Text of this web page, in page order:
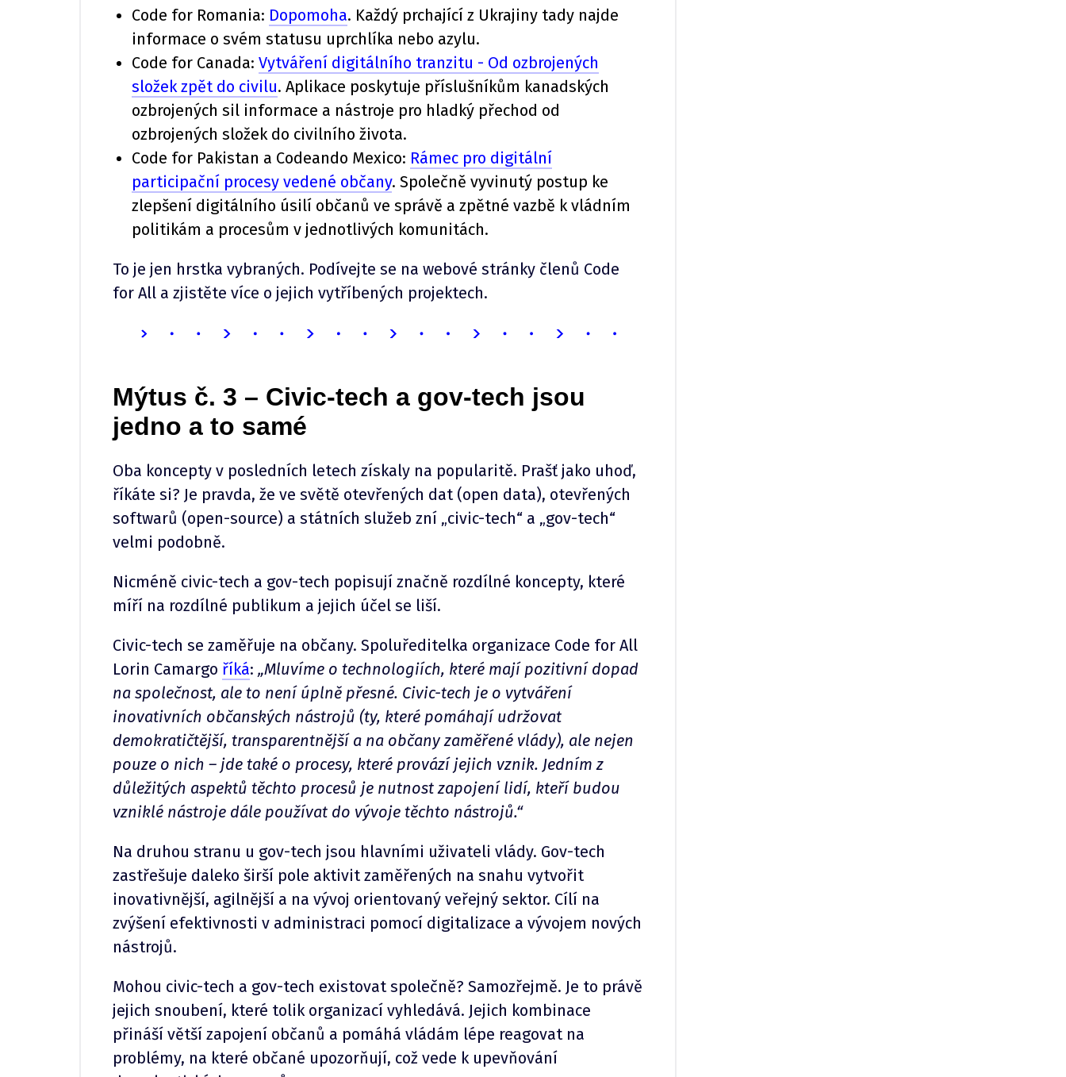
Code for Romania: Dopomoha. Každý prchající z Ukrajiny tady najde
informace o svém statusu uprchlíka nebo azylu.
Code for Canada: Vytváření digitálního tranzitu - Od ozbrojených
složek zpět do civilu. Aplikace poskytuje příslušníkům kanadských
ozbrojených sil informace a nástroje pro hladký přechod od
ozbrojených složek do civilního života.
Code for Pakistan a Codeando Mexico: Rámec pro digitální
participační procesy vedené občany. Společně vyvinutý postup ke
zlepšení digitálního úsilí občanů ve správě a zpětné vazbě k vládním
politikám a procesům v jednotlivých komunitách.
To je jen hrstka vybraných. Podívejte se na webové stránky členů Code
for All a zjistěte více o jejich vytříbených projektech.
Mýtus č. 3 – Civic-tech a gov-tech jsou
jedno a to samé
Oba koncepty v posledních letech získaly na popularitě. Prašť jako uhoď,
říkáte si? Je pravda, že ve světě otevřených dat (open data), otevřených
softwarů (open-source) a státních služeb zní „civic-tech“ a „gov-tech“
velmi podobně.
Nicméně civic-tech a gov-tech popisují značně rozdílné koncepty, které
míří na rozdílné publikum a jejich účel se liší.
Civic-tech se zaměřuje na občany. Spoluředitelka organizace Code for All
Lorin Camargo říká: „Mluvíme o technologiích, které mají pozitivní dopad
na společnost, ale to není úplně přesné. Civic-tech je o vytváření
inovativních občanských nástrojů (ty, které pomáhají udržovat
demokratičtější, transparentnější a na občany zaměřené vlády), ale nejen
pouze o nich –⁠ jde také o procesy, které provází jejich vznik. Jedním z
důležitých aspektů těchto procesů je nutnost zapojení lidí, kteří budou
vzniklé nástroje dále používat do vývoje těchto nástrojů.“
Na druhou stranu u gov-tech jsou hlavními uživateli vlády. Gov-tech
zastřešuje daleko širší pole aktivit zaměřených na snahu vytvořit
inovativnější, agilnější a na vývoj orientovaný veřejný sektor. Cílí na
zvýšení efektivnosti v administraci pomocí digitalizace a vývojem nových
nástrojů.
Mohou civic-tech a gov-tech existovat společně? Samozřejmě. Je to právě
jejich snoubení, které tolik organizací vyhledává. Jejich kombinace
přináší větší zapojení občanů a pomáhá vládám lépe reagovat na
problémy, na které občané upozorňují, což vede k upevňování